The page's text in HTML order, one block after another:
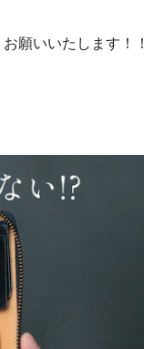
願いいたします！！